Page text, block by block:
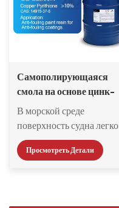
Самополирующаяся
смола на основе цинк-
акрилата
В морской среде
поверхность судна легко
крепится организмы,
такие как водоросли,
Просмотреть Детали